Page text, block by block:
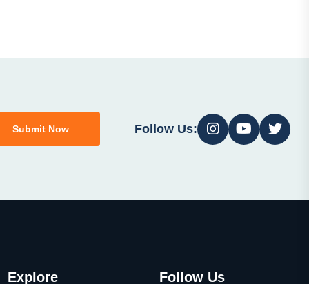
Submit Now Follow Us:
Explore Follow Us